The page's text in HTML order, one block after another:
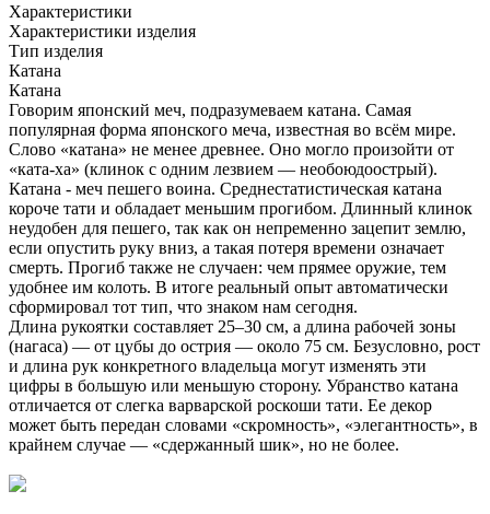
Характеристики
Характеристики изделия
Тип изделия
Катана
Катана
Говорим японский меч, подразумеваем катана. Самая
популярная форма японского меча, известная во всём мире.
Слово «катана» не менее древнее. Оно могло произойти от
«ката-ха» (клинок с одним лезвием — необоюдоострый).
Катана - меч пешего воина. Среднестатистическая катана
короче тати и обладает меньшим прогибом. Длинный клинок
неудобен для пешего, так как он непременно зацепит землю,
если опустить руку вниз, а такая потеря времени означает
смерть. Прогиб также не случаен: чем прямее оружие, тем
удобнее им колоть. В итоге реальный опыт автоматически
сформировал тот тип, что знаком нам сегодня.
Длина рукоятки составляет 25–30 см, а длина рабочей зоны
(нагаса) — от цубы до острия — около 75 см. Безусловно, рост
и длина рук конкретного владельца могут изменять эти
цифры в большую или меньшую сторону. Убранство катана
отличается от слегка варварской роскоши тати. Ее декор
может быть передан словами «скромность», «элегантность», в
крайнем случае — «сдержанный шик», но не более.